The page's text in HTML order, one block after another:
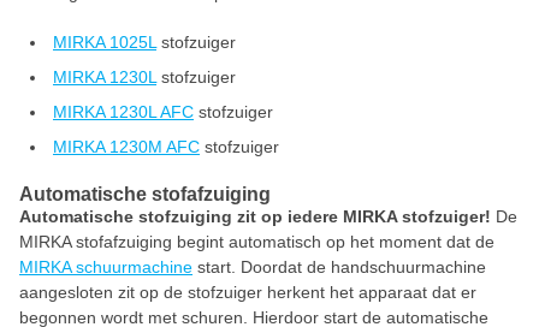
MIRKA 1025L stofzuiger
MIRKA 1230L stofzuiger
MIRKA 1230L AFC stofzuiger
MIRKA 1230M AFC stofzuiger
Automatische stofafzuiging
Automatische stofzuiging zit op iedere MIRKA stofzuiger! De
MIRKA stofafzuiging begint automatisch op het moment dat de
MIRKA schuurmachine start. Doordat de handschuurmachine
aangesloten zit op de stofzuiger herkent het apparaat dat er
begonnen wordt met schuren. Hierdoor start de automatische